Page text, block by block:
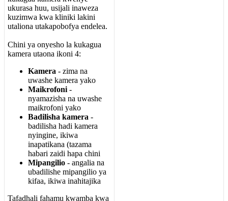
ukurasa huu, usijali inaweza
kuzimwa kwa kliniki lakini
utaliona utakapobofya endelea.
Chini ya onyesho la kukagua
kamera utaona ikoni 4:
Kamera - zima na
uwashe kamera yako
Maikrofoni -
nyamazisha na uwashe
maikrofoni yako
Badilisha kamera -
badilisha hadi kamera
nyingine, ikiwa
inapatikana (tazama
habari zaidi hapa chini
Mipangilio - angalia na
ubadilishe mipangilio ya
kifaa, ikiwa inahitajika
Tafadhali fahamu kwamba kwa